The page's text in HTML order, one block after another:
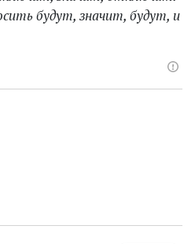
будут, значит, будут, и